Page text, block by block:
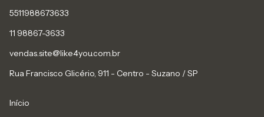
5511988673633
11 98867-3633
vendas.site@like4you.com.br
Rua Francisco Glicério, 911 - Centro - Suzano / SP
Início